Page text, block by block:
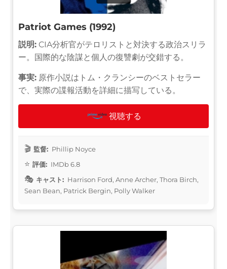
Patriot Games (1992)
説明: CIA分析官がテロリストと対決する政治スリラ
ー。国際的な陰謀と個人の復讐劇が交錯する。
事実: 原作小説はトム・クランシーのベストセラー
で、実際の諜報活動を詳細に描写している。
視聴する
監督: Phillip Noyce
評価: IMDb 6.8
キャスト: Harrison Ford, Anne Archer, Thora Birch,
Sean Bean, Patrick Bergin, Polly Walker